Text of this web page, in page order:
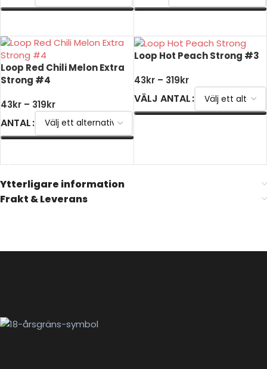
Loop Red Chili Melon Extra
Strong #4
43kr – 319kr
ANTAL
Loop Hot Peach Strong #3
43kr – 319kr
VÄLJ ANTAL
Ytterligare information
Frakt & Leverans